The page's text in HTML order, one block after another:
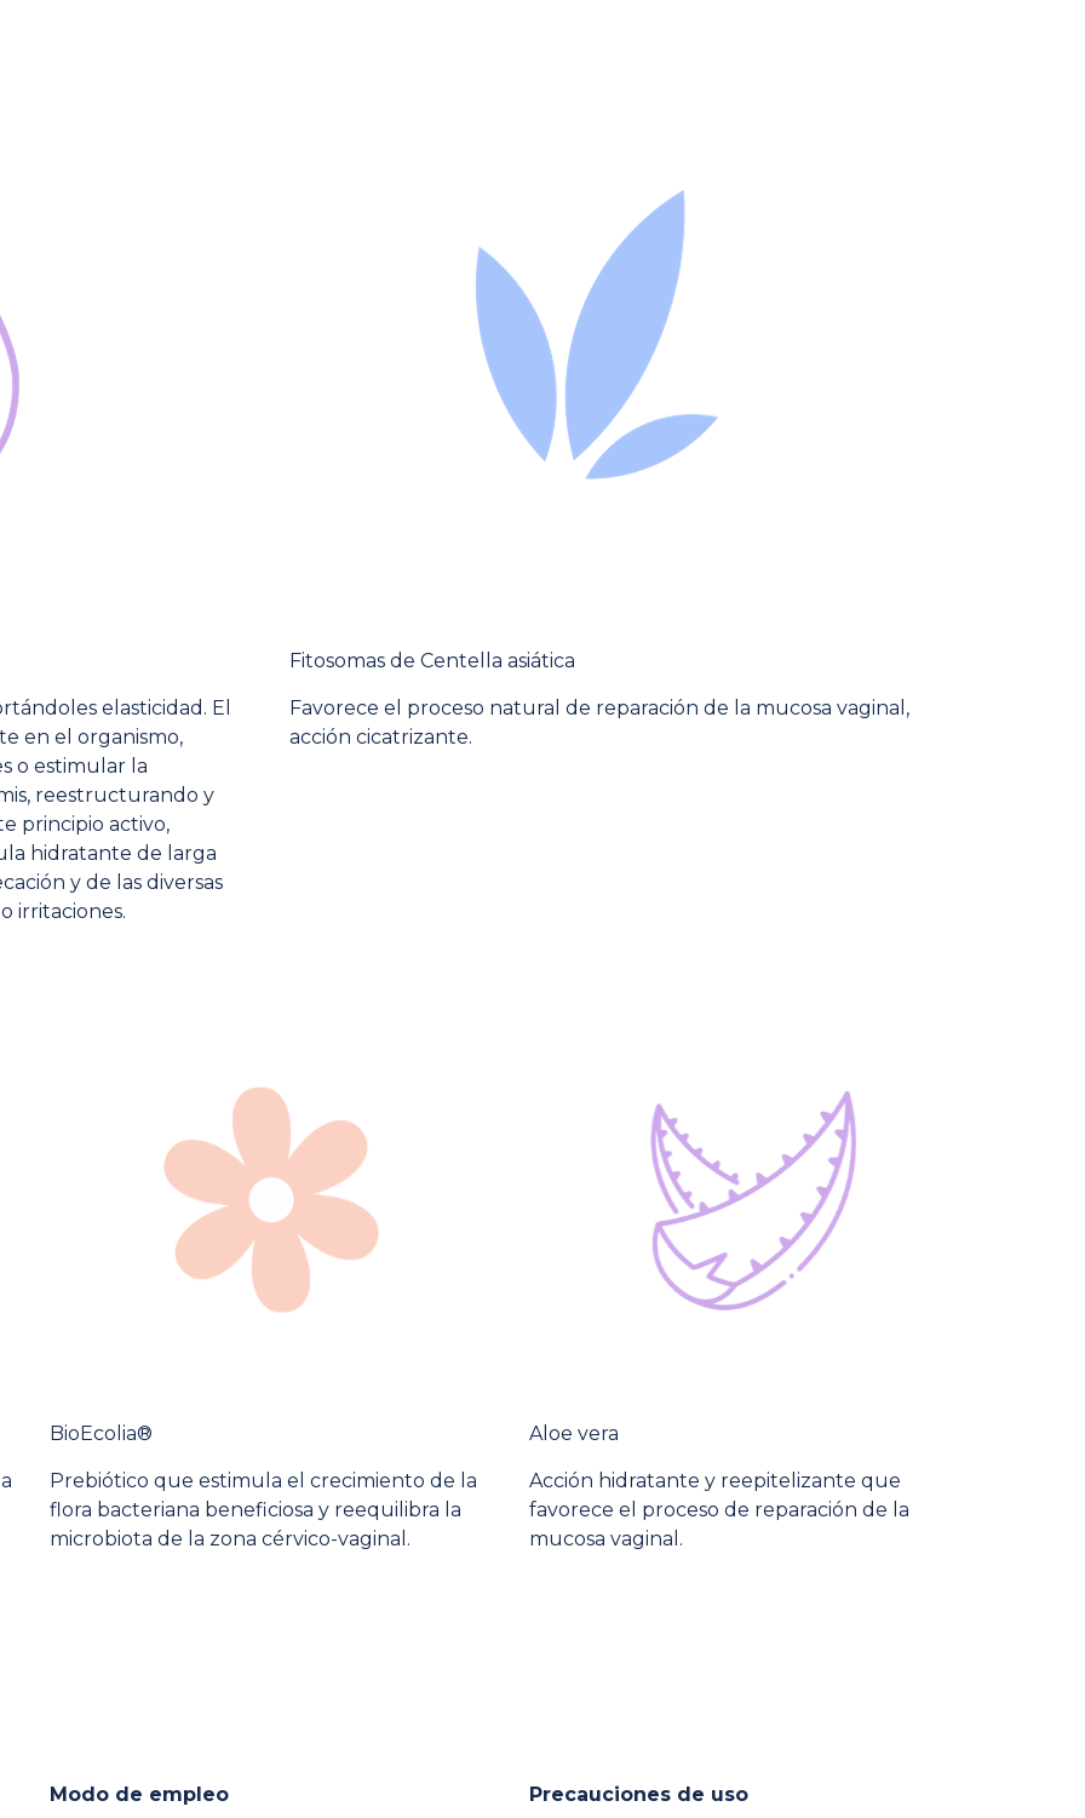
elasticidad. El
en el organismo,
o estimular la
reestructurando y
principio activo,
hidratante de larga
y de las diversas
irritaciones.
Fitosomas de Centella asiática
Favorece el proceso natural de reparación de la mucosa vaginal,
acción cicatrizante.
BioEcolia®
Prebiótico que estimula el crecimiento de la
flora bacteriana beneficiosa y reequilibra la
microbiota de la zona cérvico-vaginal.
Aloe vera
Acción hidratante y reepitelizante que
favorece el proceso de reparación de la
mucosa vaginal.
Modo de empleo Precauciones de uso